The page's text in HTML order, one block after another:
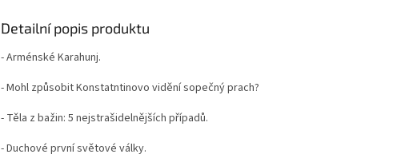
Detailní popis produktu
- Arménské Karahunj.
- Mohl způsobit Konstatntinovo vidění sopečný prach?
- Těla z bažin: 5 nejstrašidelnějších případů.
- Duchové první světové války.